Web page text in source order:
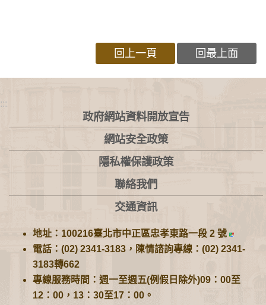
回上一頁 回最上面
:::
政府網站資料開放宣告
網站安全政策
隱私權保護政策
聯絡我們
交通資訊
地址：100216臺北市中正區忠孝東路一段 2 號
電話：(02) 2341-3183，陳情諮詢專線：(02) 2341-
3183轉662
專線服務時間：週一至週五(例假日除外)09：00至
12：00，13：30至17：00。